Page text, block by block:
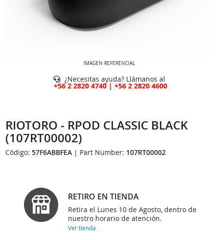
IMAGEN REFERENCIAL
¿Necesitas ayuda? Llámanos al
+56 2 2820 4740 | +56 2 2820 4600
RIOTORO - RPOD CLASSIC BLACK
(107RT00002)
Código:57F6ABBFEA | Part Number: 107RT00002
RETIRO EN TIENDA
Retira el Lunes 10 de Agosto, dentro de
nuestro horario de atención.
Ver tienda